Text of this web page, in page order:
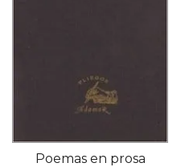
Poemas en prosa